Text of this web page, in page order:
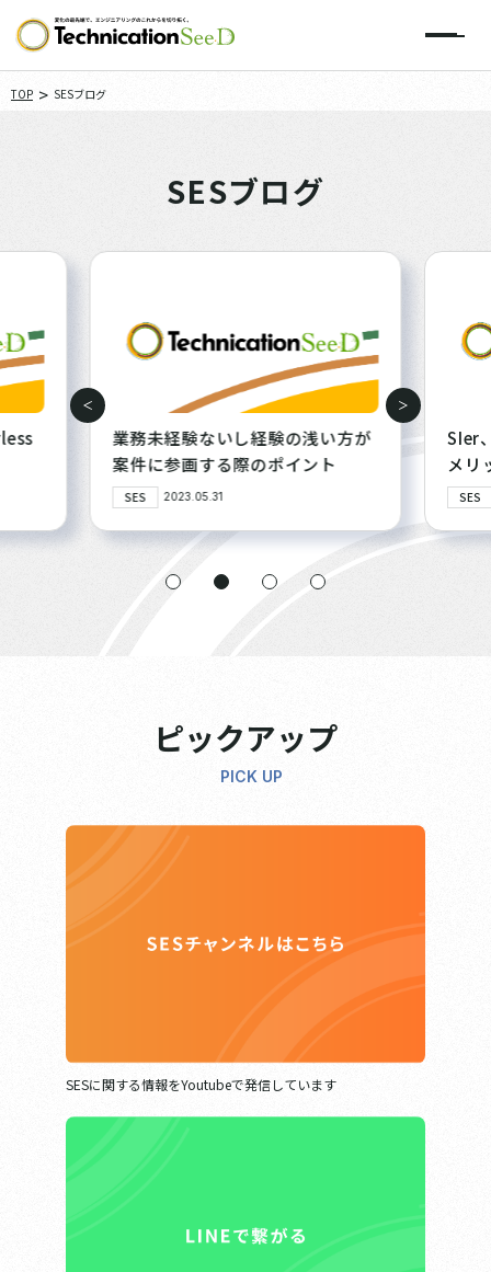
TOP > SESブログ
SESブログ
SES 2023.05.31
業務未経験ないし経験の浅い方が
案件に参画する際のポイント
SES
SIer
メリ
ピックアップ
PICK UP
SESに関する情報をYoutubeで発信しています